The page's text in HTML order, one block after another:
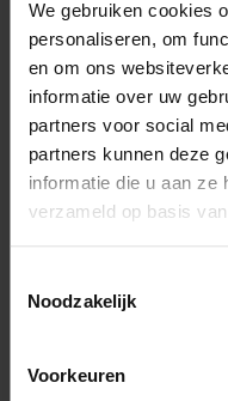
We gebruiken cookies
personaliseren, om
en om ons
informatie over uw
partners voor social
partners kunnen deze
informatie die u aan ze
verzameld op basis
Noodzakelijk
Voorkeuren
influencers op
toenemende
bovenop een piek
problematische
waarover ik bij
Het
mrechts. Het anti-